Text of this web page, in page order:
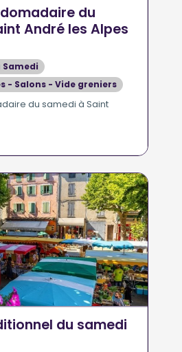
du
André les Alpes
Samedi
- Salons - Vide greniers
du samedi à Saint
du samedi